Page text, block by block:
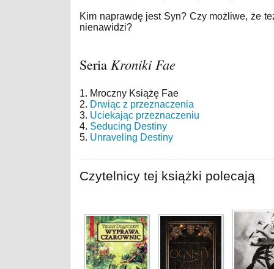
Kim naprawdę jest Syn? Czy możliwe, że
nienawidzi?
Seria Kroniki Fae
1. Mroczny Książę Fae
2. Drwiąc z przeznaczenia
3. Uciekając przeznaczeniu
4. Seducing Destiny
5. Unraveling Destiny
Czytelnicy tej książki polecają